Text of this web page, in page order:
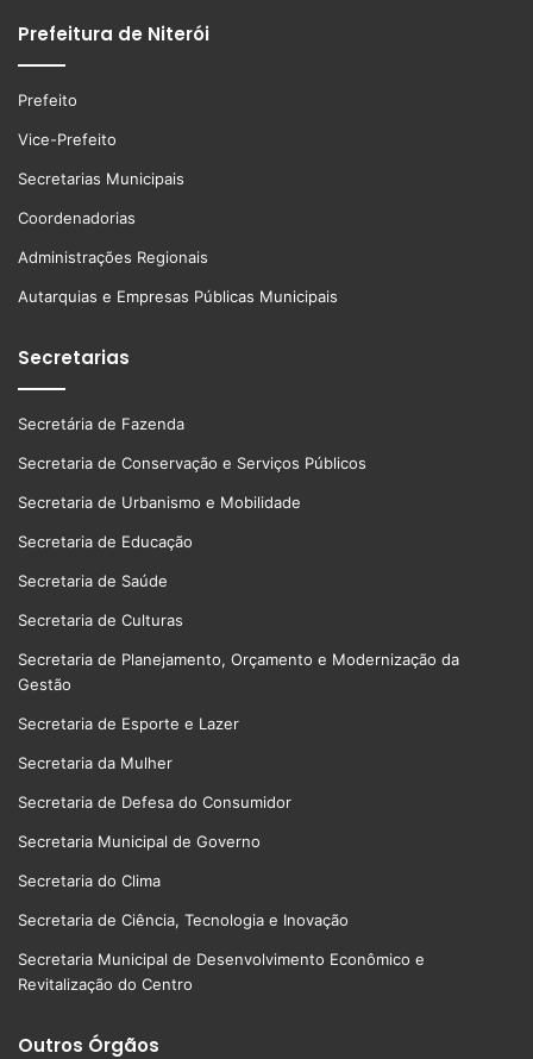
Prefeitura de Niterói
Prefeito
Vice-Prefeito
Secretarias Municipais
Coordenadorias
Administrações Regionais
Autarquias e Empresas Públicas Municipais
Secretarias
Secretária de Fazenda
Secretaria de Conservação e Serviços Públicos
Secretaria de Urbanismo e Mobilidade
Secretaria de Educação
Secretaria de Saúde
Secretaria de Culturas
Secretaria de Planejamento, Orçamento e Modernização da
Gestão
Secretaria de Esporte e Lazer
Secretaria da Mulher
Secretaria de Defesa do Consumidor
Secretaria Municipal de Governo
Secretaria do Clima
Secretaria de Ciência, Tecnologia e Inovação
Secretaria Municipal de Desenvolvimento Econômico e
Revitalização do Centro
Outros Órgãos